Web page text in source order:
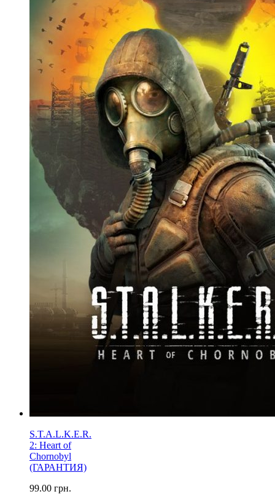
S.T.A.L.K.E.R.
2: Heart of
Chornobyl
(ГАРАНТИЯ)
99.00 грн.